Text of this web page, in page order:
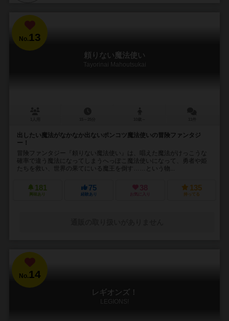
No.13
頼りない魔法使い
Tayorinai Mahoutsukai
出したい魔法がなかなか出ないポンコツ魔法使いの冒険ファンタジ
ー！
冒険ファンタジー『頼りない魔法使い』は、唱えた魔法がけっこうな
確率で違う魔法になってしまうへっぽこ魔法使いになって、勇者や姫
たちを救い、世界の果てにいる魔王を倒す……という物...
181
興味あり
75
経験あり
38
お気に入り
135
持ってる
No.14
レギオンズ！
LEGIONS!